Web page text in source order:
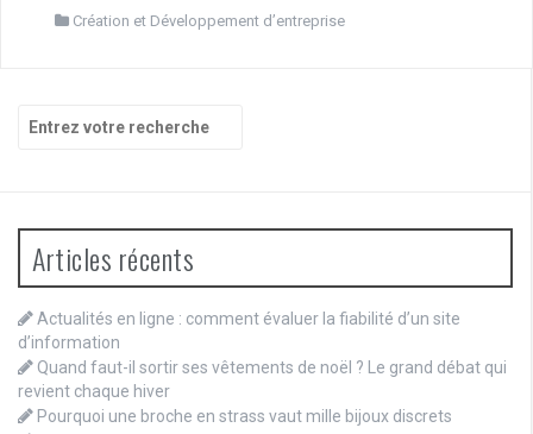
Création et Développement d’entreprise
Recherche
pour
Articles récents
Actualités en ligne : comment évaluer la fiabilité d’un site
d’information
Quand faut-il sortir ses vêtements de noël ? Le grand débat qui
revient chaque hiver
Pourquoi une broche en strass vaut mille bijoux discrets